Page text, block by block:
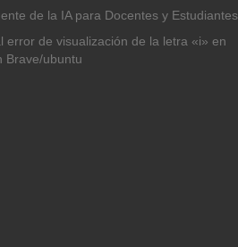
de la IA para Docentes y Estudiantes
error de visualización de la letra «i» en
Brave/ubuntu